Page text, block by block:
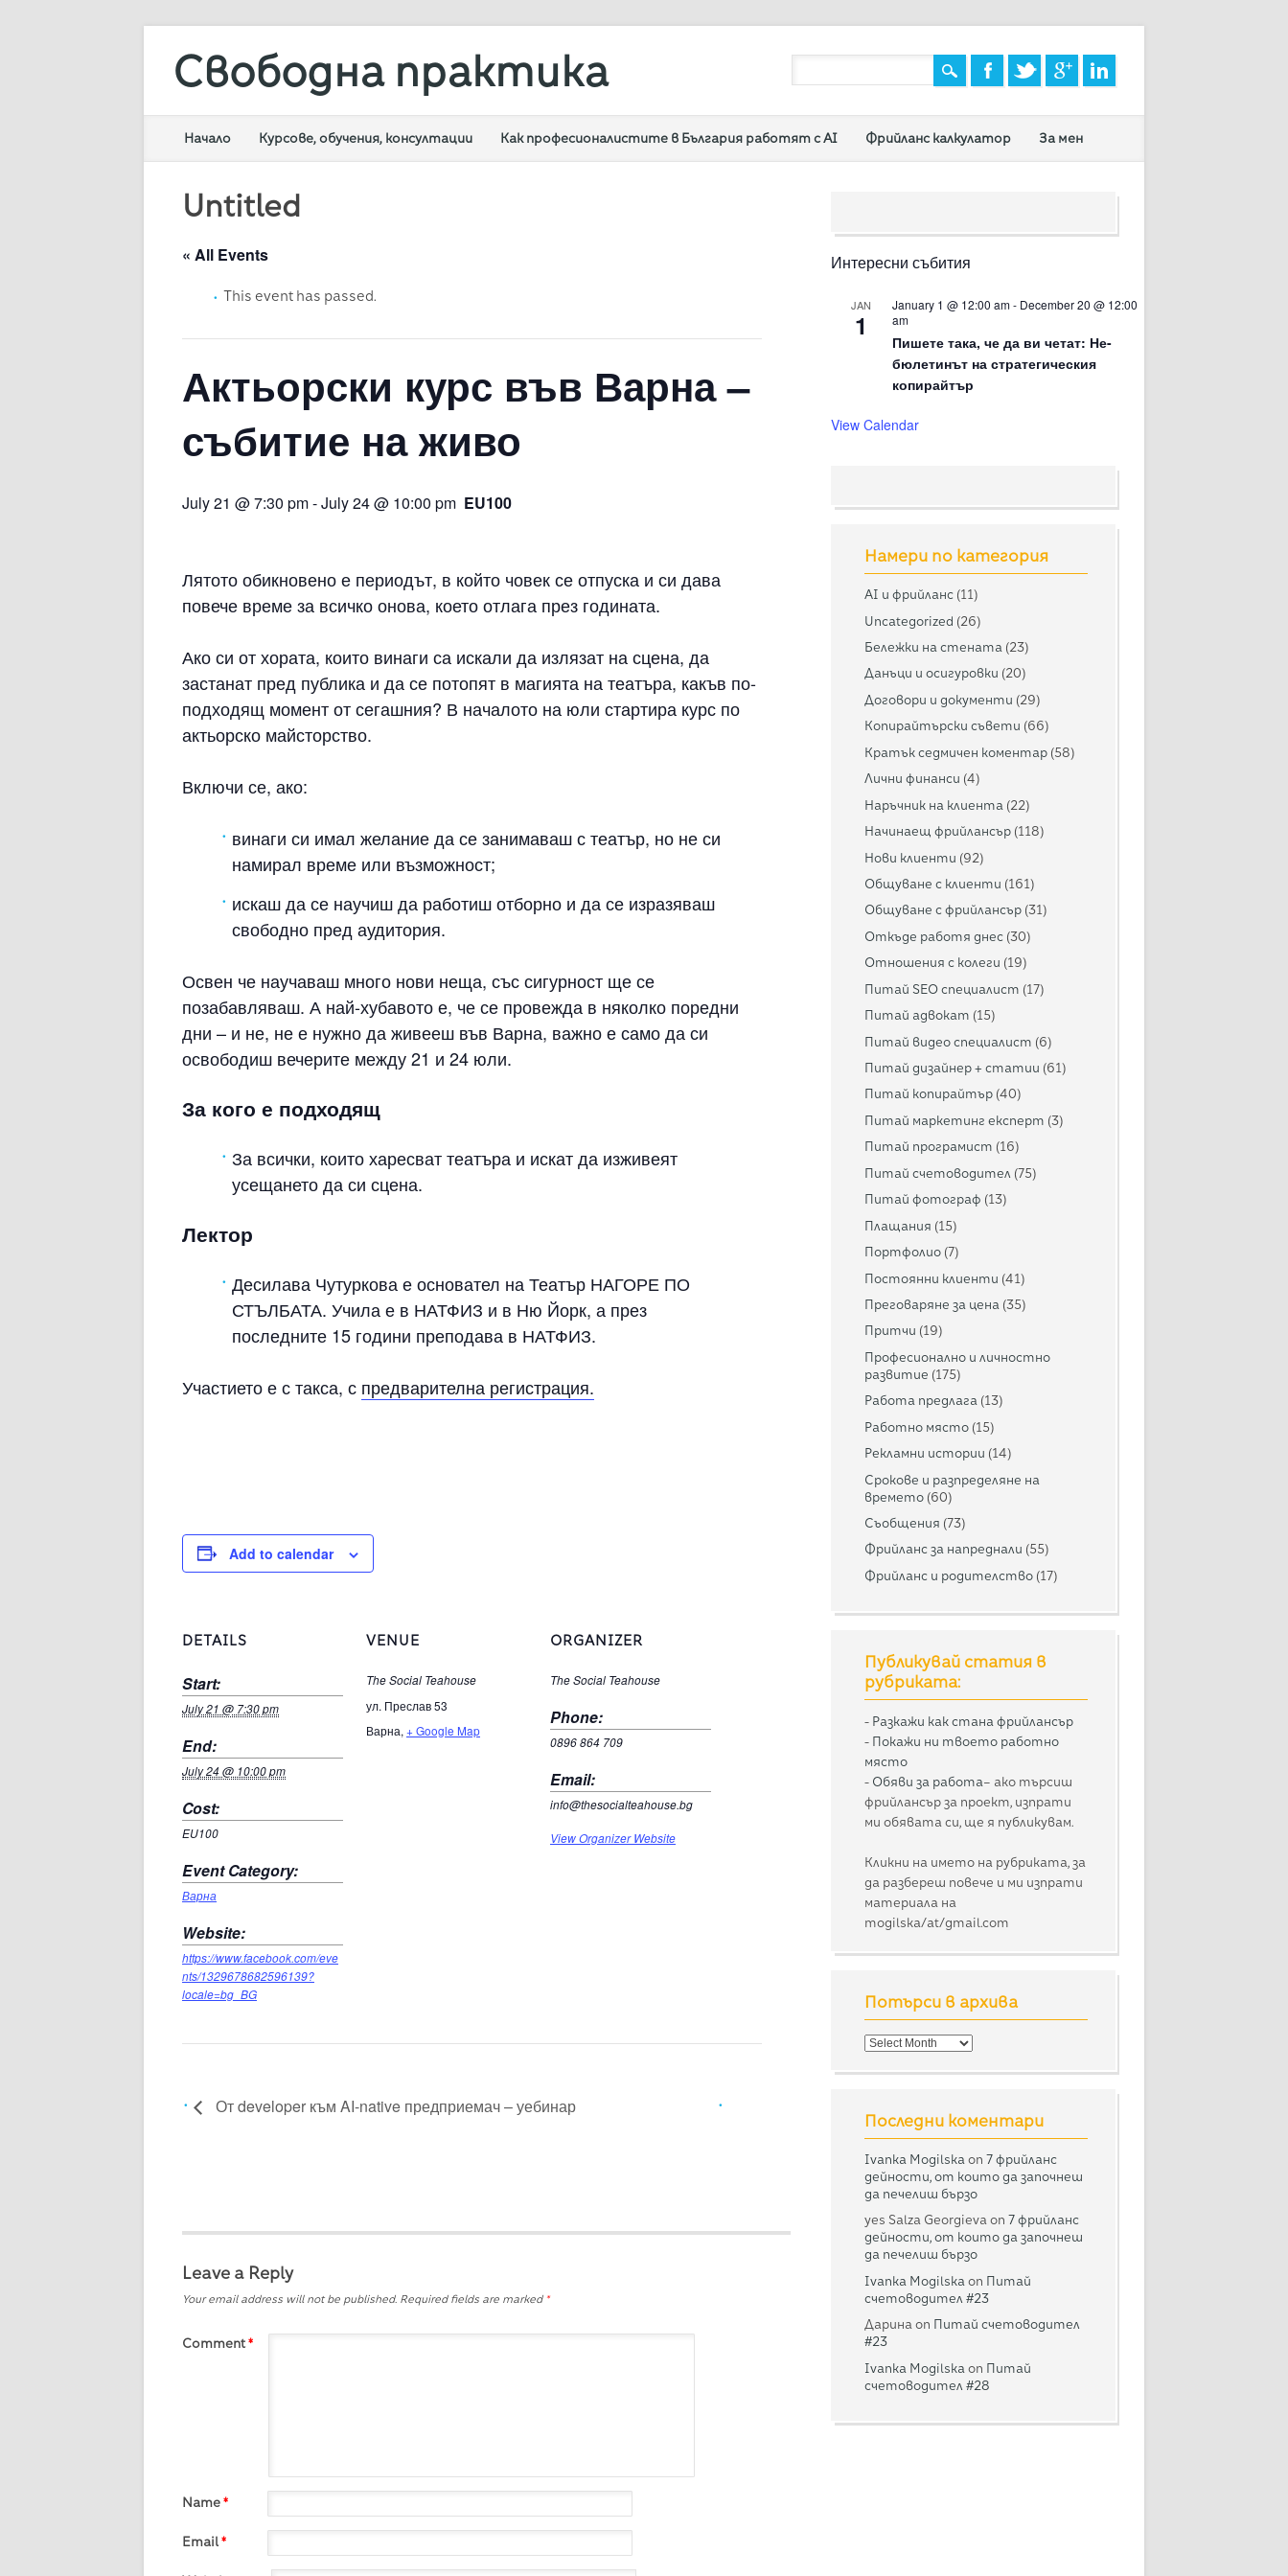
Свободна практика
Main menu
content
Начало Курсове, обучения, консултации Как професионалистите в България работят с AI Фрийланс калкулатор За мен
Untitled
« All Events
This event has passed.
Актьорски курс във Варна –
събитие на живо
July 21 @ 7:30 pm-July 24 @ 10:00 pm EU100
Лятото обикновено е периодът, в който човек се отпуска и си дава
повече време за всичко онова, което отлага през годината.
Ако си от хората, които винаги са искали да излязат на сцена, да
застанат пред публика и да се потопят в магията на театъра, какъв по-
подходящ момент от сегашния? В началото на юли стартира курс по
актьорско майсторство.
Включи се, ако:
винаги си имал желание да се занимаваш с театър, но не си
намирал време или възможност;
искаш да се научиш да работиш отборно и да се изразяваш
свободно пред аудитория.
Освен че научаваш много нови неща, със сигурност ще се
позабавляваш. А най-хубавото е, че се провежда в няколко поредни
дни – и не, не е нужно да живееш във Варна, важно е само да си
освободиш вечерите между 21 и 24 юли.
За кого е подходящ
За всички, които харесват театъра и искат да изживеят
усещането да си сцена.
Лектор
Десилава Чутуркова е основател на Театър НАГОРЕ ПО
СТЪЛБАТА. Учила е в НАТФИЗ и в Ню Йорк, а през
последните 15 години преподава в НАТФИЗ.
Участието е с такса, с предварителна регистрация.
Add to calendar
DETAILS
Start:
July 21 @ 7:30 pm
End:
July 24 @ 10:00 pm
Cost:
EU100
Event Category:
Варна
Website:
https://www.facebook.com/eve
nts/1329678682596139?
locale=bg_BG
VENUE
The Social Teahouse
ул. Преслав 53
Варна, + Google Map
ORGANIZER
The Social Teahouse
Phone:
0896 864 709
Email:
info@thesocialteahouse.bg
View Organizer Website
От developer към AI-native предприемач – уебинар
Leave a Reply
Your email address will not be published. Required fields are marked *
Comment*
Name*
Email*
Интересни събития
JAN
1
January 1 @ 12:00 am- December 20 @ 12:00
am
Пишете така, че да ви четат: Не-
бюлетинът на стратегическия
копирайтър
View Calendar
Намери по категория
AI и фрийланс (11)
Uncategorized (26)
Бележки на стената (23)
Данъци и осигуровки (20)
Договори и документи (29)
Копирайтърски съвети (66)
Кратък седмичен коментар (58)
Лични финанси (4)
Наръчник на клиента (22)
Начинаещ фрийлансър (118)
Нови клиенти (92)
Общуване с клиенти (161)
Общуване с фрийлансър (31)
Откъде работя днес (30)
Отношения с колеги (19)
Питай SEO специалист (17)
Питай адвокат (15)
Питай видео специалист (6)
Питай дизайнер + статии (61)
Питай копирайтър (40)
Питай маркетинг експерт (3)
Питай програмист (16)
Питай счетоводител (75)
Питай фотограф (13)
Плащания (15)
Портфолио (7)
Постоянни клиенти (41)
Преговаряне за цена (35)
Притчи (19)
Професионално и личностно
развитие (175)
Работа предлага (13)
Работно място (15)
Рекламни истории (14)
Срокове и разпределяне на
времето (60)
Съобщения (73)
Фрийланс за напреднали (55)
Фрийланс и родителство (17)
Публикувай статия в
рубриката:
- Разкажи как стана фрийлансър
- Покажи ни твоето работно
място
- Обяви за работа– ако търсиш
фрийлансър за проект, изпрати
ми обявата си, ще я публикувам.
Кликни на името на рубриката, за
да разбереш повече и ми изпрати
материала на
mogilska/at/gmail.com
Потърси в архива
Потърси
Последни коментари
Ivanka Mogilska on7 фрийланс
дейности, от които да започнеш
да печелиш бързо
yes Salza Georgievaon7 фрийланс
дейности, от които да започнеш
да печелиш бързо
Ivanka Mogilska on Питай
счетоводител #23
Дарина on Питай счетоводител
#23
Ivanka Mogilska on Питай
счетоводител #28